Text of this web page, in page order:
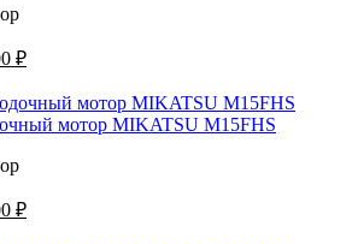
₽
мотор MIKATSU M15FHS
₽